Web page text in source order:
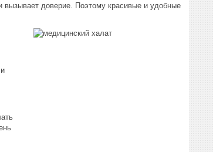
вызывает доверие. Поэтому красивые и удобные